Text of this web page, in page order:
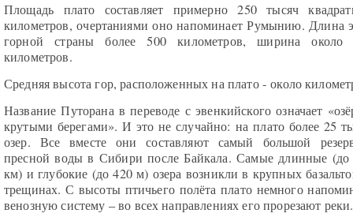
Площадь плато составляет примерно 250 тысяч
километров, очертаниями оно напоминает Румынию. Длина
горной страны более 500 километров, ширина около
километров.
Средняя высота гор, расположенных на плато - около
Название Путорана в переводе с эвенкийского означает
крутыми берегами». И это не случайно: на плато более 25
озер. Все вместе они составляют самый большой
пресной воды в Сибири после Байкала. Самые длинные (до
км) и глубокие (до 420 м) озера возникли в крупных
трещинах. С высоты птичьего полёта плато немного
венозную систему – во всех направлениях его прорезают реки.